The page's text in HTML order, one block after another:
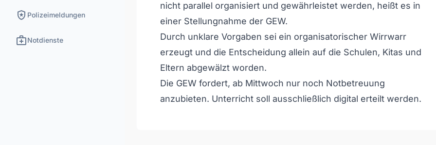
local_police Polizeimeldungen
medical_servicesNotdienste
nicht parallel organisiert und gewährleistet werden, heißt es in
einer Stellungnahme der GEW.
Durch unklare Vorgaben sei ein organisatorischer Wirrwarr
erzeugt und die Entscheidung allein auf die Schulen, Kitas und
Eltern abgewälzt worden.
Die GEW fordert, ab Mittwoch nur noch Notbetreuung
anzubieten. Unterricht soll ausschließlich digital erteilt werden.